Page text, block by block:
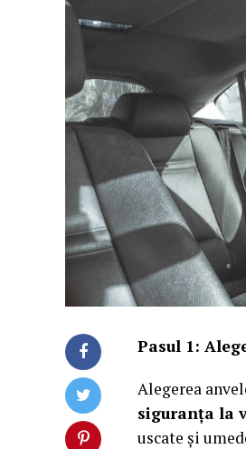
Pasul 1:
Alegerea
siguranța la
uscate și